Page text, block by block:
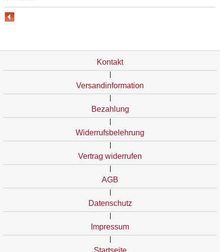
Kontakt
Versandinformation
Bezahlung
Widerrufsbelehrung
Vertrag widerrufen
AGB
Datenschutz
Impressum
Startseite